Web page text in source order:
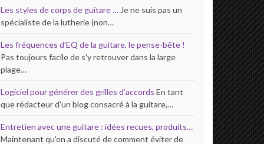
Les styles de corps de guitare … Je ne suis pas un
spécialiste de la lutherie (non…
Les fréquences d’EQ de la guitare, le pense-bête !
Pas toujours facile de s'y retrouver dans la large
plage…
Logiciel pour générer des grilles d’accords En tant
que rédacteur d'un blog consacré à la guitare,…
Entretien avec une guitare : idées recues, produits…
Maintenant qu'on a discuté de comment éviter de